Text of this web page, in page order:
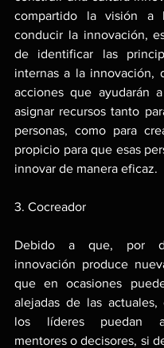
compartido la visión a
conducir la innovación,
de identificar las
internas a la innovación,
acciones que ayudarán
asignar recursos tanto
personas, como para
propicio para que esas
innovar de manera eficaz.
3. Cocreador
Debido a que, por
innovación produce
que en ocasiones
alejadas de las
los líderes puedan
mentores o decisores, si